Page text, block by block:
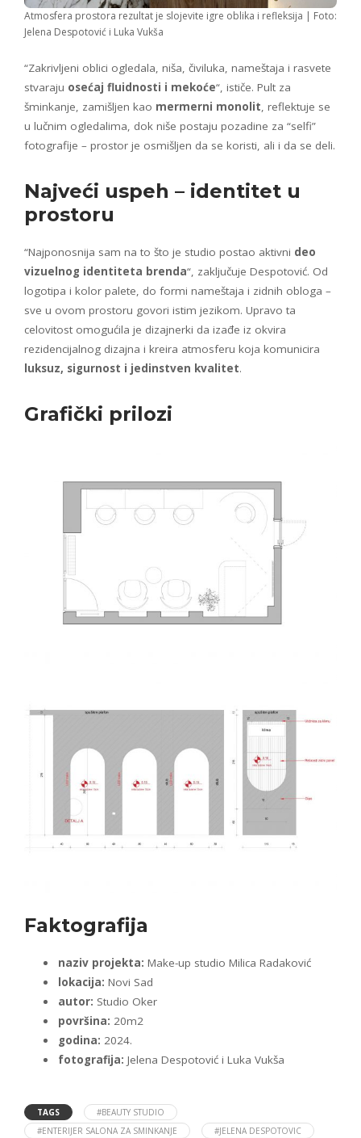
Atmosfera prostora rezultat je slojevite igre oblika i refleksija | Foto:
Jelena Despotović i Luka Vukša
“Zakrivljeni oblici ogledala, niša, čiviluka, nameštaja i rasvete
stvaraju osećaj fluidnosti i mekoće“, ističe. Pult za
šminkanje, zamišljen kao mermerni monolit, reflektuje se
u lučnim ogledalima, dok niše postaju pozadine za “selfi”
fotografije – prostor je osmišljen da se koristi, ali i da se deli.
Najveći uspeh – identitet u
prostoru
“Najponosnija sam na to što je studio postao aktivni deo
vizuelnog identiteta brenda“, zaključuje Despotović. Od
logotipa i kolor palete, do formi nameštaja i zidnih obloga –
sve u ovom prostoru govori istim jezikom. Upravo ta
celovitost omogućila je dizajnerki da izađe iz okvira
rezidencijalnog dizajna i kreira atmosferu koja komunicira
luksuz, sigurnost i jedinstven kvalitet.
Grafički prilozi
Faktografija
naziv projekta: Make-up studio Milica Radaković
lokacija: Novi Sad
autor: Studio Oker
površina: 20m2
godina: 2024.
fotografija: Jelena Despotović i Luka Vukša
TAGS
#BEAUTY STUDIO
#ENTERIJER SALONA ZA SMINKANJE
#JELENA DESPOTOVIC